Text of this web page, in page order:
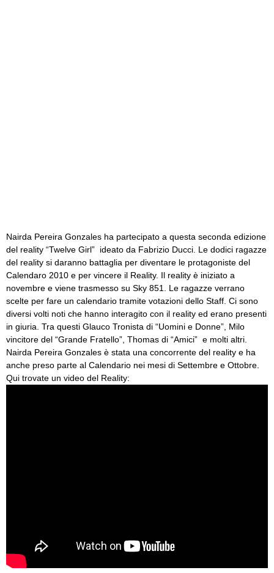
Nairda Pereira Gonzales ha partecipato a questa seconda edizione
del reality “Twelve Girl” ideato da Fabrizio Ducci. Le dodici ragazze
del reality si daranno battaglia per diventare le protagoniste del
Calendaro 2010 e per vincere il Reality. Il reality è iniziato a
novembre e viene trasmesso su Sky 851. Le ragazze verrano
scelte per fare un calendario tramite votazioni dello Staff. Ci sono
diversi volti noti che hanno interagito con il reality ed erano presenti
in giuria. Tra questi Glauco Tronista di “Uomini e Donne”, Milo
vincitore del “Grande Fratello”, Thomas di “Amici” e molti altri.
Nairda Pereira Gonzales è stata una concorrente del reality e ha
anche preso parte al Calendario nei mesi di Settembre e Ottobre.
Qui trovate un video del Reality: